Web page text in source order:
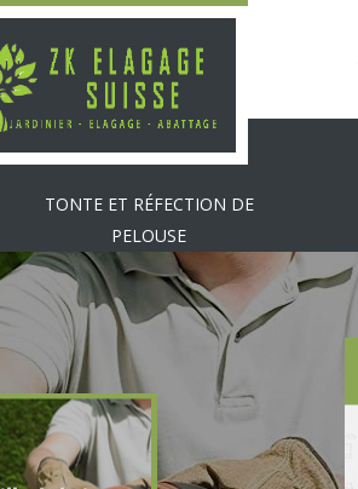
TONTE ET RÉFECTION DE
PELOUSE